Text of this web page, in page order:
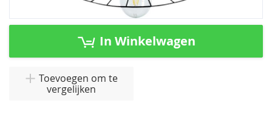
Ga
In Winkelwagen
Toevoegen om te
vergelijken